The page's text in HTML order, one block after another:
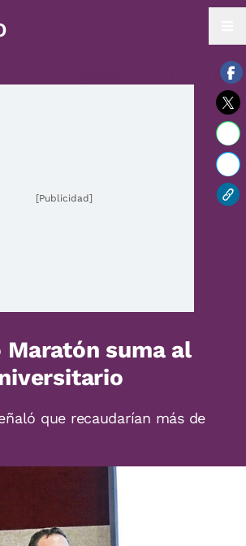
07 / agosto / 2026 | 01:03 hrs.
[Publicidad]
Maratón suma al
que recaudarían más de